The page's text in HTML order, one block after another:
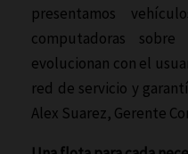
presentamos
computadoras
evolucionan con el
red de servicio y
Alex Suarez, Gerente